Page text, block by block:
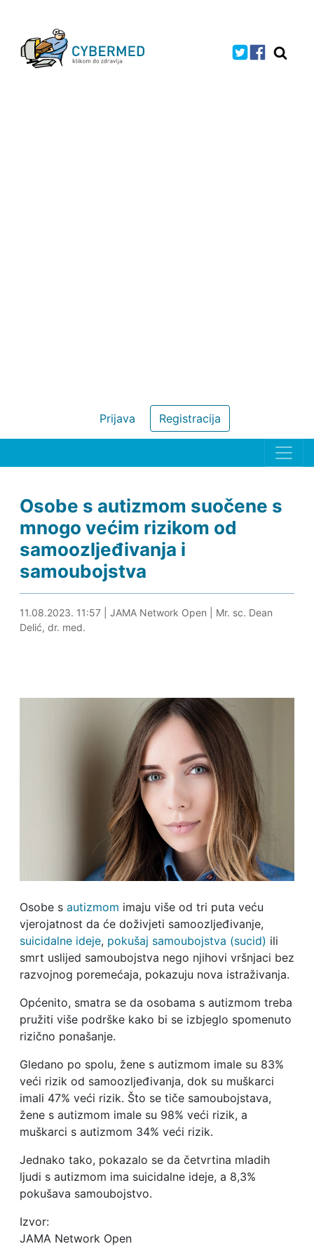
Registracija
Prijava
Osobe s autizmom suočene s
mnogo većim rizikom od
samoozljeđivanja i
samoubojstva
11.08.2023. 12:12
11.08.2023. 11:57| JAMA Network Open
Mr. sc. Dean
Delić, dr. med.
Osobe s autizmom imaju više od tri puta veću
vjerojatnost da će doživjeti samoozljeđivanje,
suicidalne ideje, pokušaj samoubojstva (sucid) ili
smrt uslijed samoubojstva nego njihovi vršnjaci bez
razvojnog poremećaja, pokazuju nova istraživanja.
Općenito, smatra se da osobama s autizmom treba
pružiti više podrške kako bi se izbjeglo spomenuto
rizično ponašanje.
Gledano po spolu, žene s autizmom imale su 83%
veći rizik od samoozljeđivanja, dok su muškarci
imali 47% veći rizik. Što se tiče samoubojstava,
žene s autizmom imale su 98% veći rizik, a
muškarci s autizmom 34% veći rizik.
Jednako tako, pokazalo se da četvrtina mladih
ljudi s autizmom ima suicidalne ideje, a 8,3%
pokušava samoubojstvo.
Izvor:
JAMA Network Open